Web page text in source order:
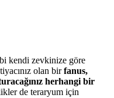
kendi zevkinize göre
olan birfanus,
herhangi bir
de teraryum için